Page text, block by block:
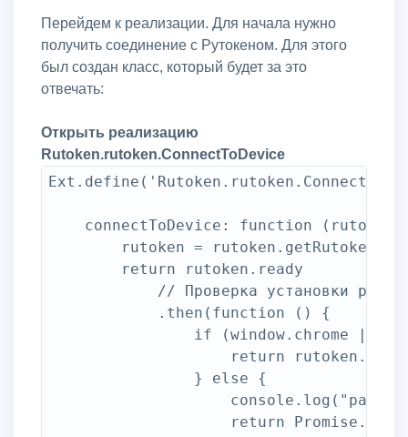
Перейдем к реализации. Для начала нужно
получить соединение с Рутокеном. Для этого
был создан класс, который будет за это
отвечать:
Открыть реализацию
Rutoken.rutoken.ConnectToDevice
connectToDevice: function (rutoken)
        rutoken = rutoken.getRutoken();
        return rutoken.ready
// Проверка установки
            .then(function () {
if (window.chrome ||
return
                } else {
return